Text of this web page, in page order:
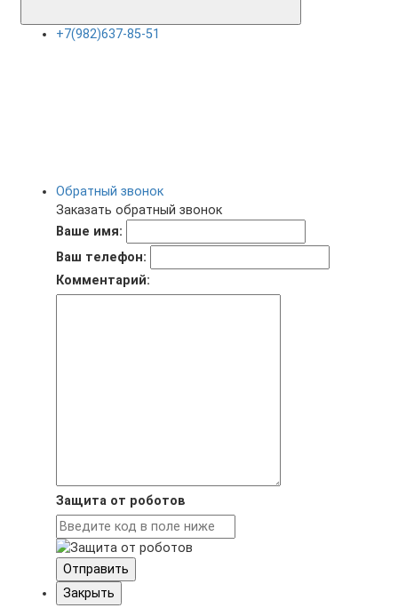
+7(982)637-85-51
Обратный звонок
Заказать обратный звонок
Ваше имя:
Ваш телефон:
Комментарий:
Защита от роботов
Отправить
Закрыть